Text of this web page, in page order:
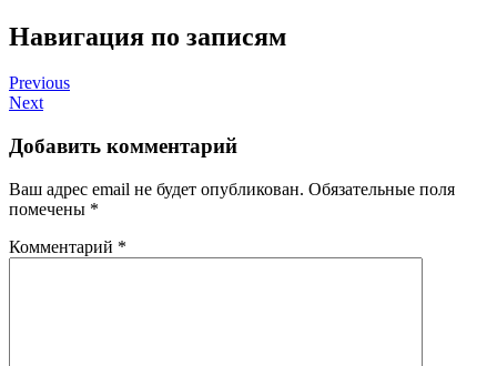
Навигация по записям
Previous
Next
Добавить комментарий
Ваш адрес email не будет опубликован. Обязательные поля
помечены *
Комментарий *